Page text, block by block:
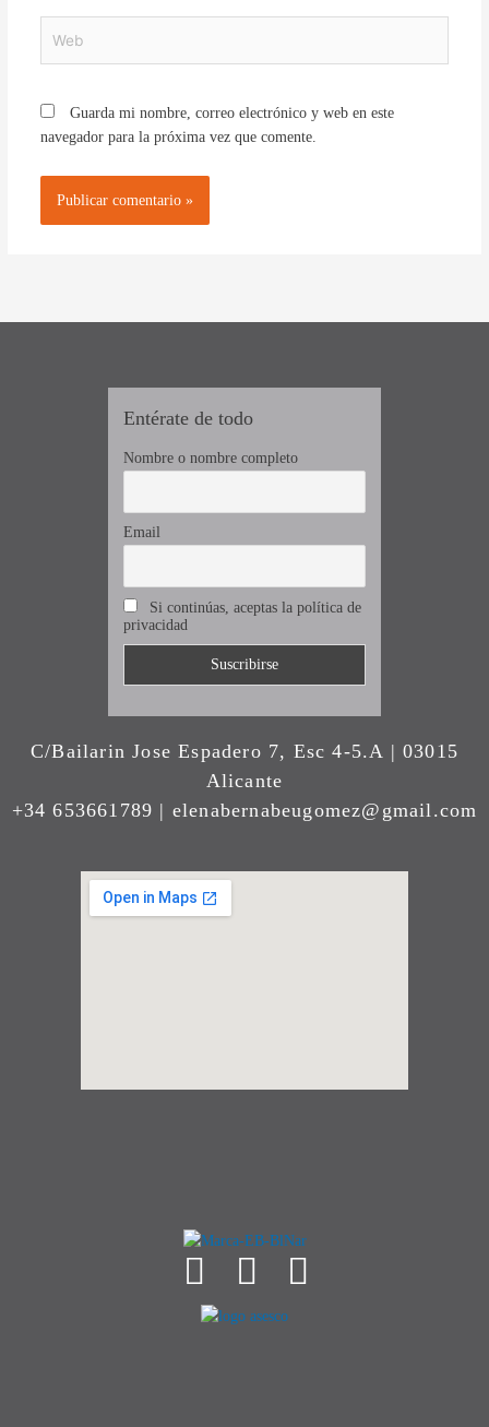
Guarda mi nombre, correo electrónico y web en este
navegador para la próxima vez que comente.
Entérate de todo
Nombre o nombre completo
Email
Si continúas, aceptas la política de
privacidad
C/Bailarin Jose Espadero 7, Esc 4-5.A | 03015
Alicante
+34 653661789 | elenabernabeugomez@gmail.com